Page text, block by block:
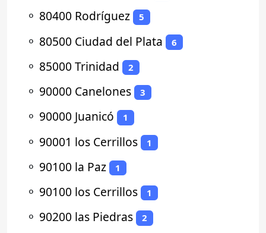
⚬ 80400 Rodríguez 5
⚬ 80500 Ciudad del Plata 6
⚬ 85000 Trinidad 2
⚬ 90000 Canelones 3
⚬ 90000 Juanicó 1
⚬ 90001 los Cerrillos 1
⚬ 90100 la Paz 1
⚬ 90100 los Cerrillos 1
⚬ 90200 las Piedras 2